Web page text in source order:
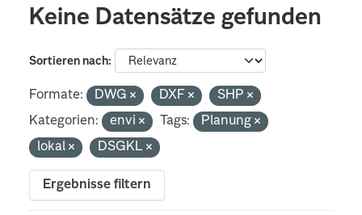
Keine Datensätze gefunden
Sortieren nach
Formate: DWG DXF
SHP
Kategorien:
envi Tags:
Planung
lokal
DSGKL
Ergebnisse filtern